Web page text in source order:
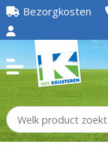
Bezorgkosten